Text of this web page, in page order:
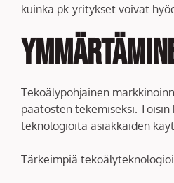
kuinka pk-yritykset voivat
Tekoälypohjainen
päätösten tekemiseksi.
teknologioita asiakkaiden
Tärkeimpiä